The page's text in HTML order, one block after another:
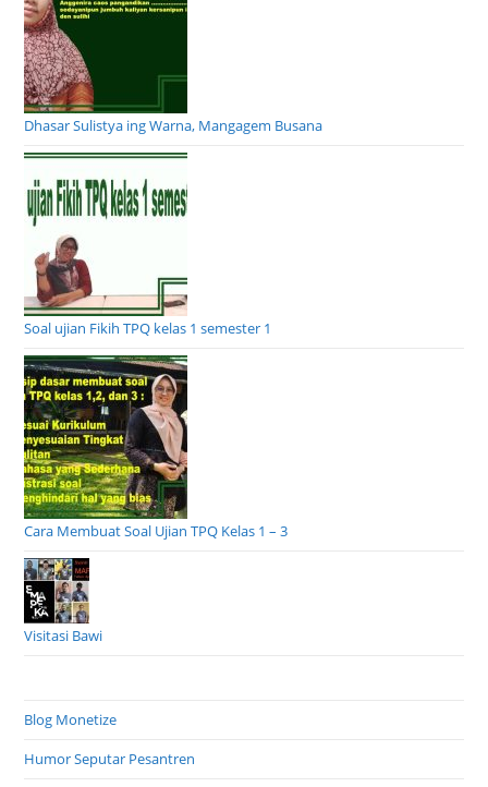
Dhasar Sulistya ing Warna, Mangagem Busana
Soal ujian Fikih TPQ kelas 1 semester 1
Cara Membuat Soal Ujian TPQ Kelas 1 – 3
Visitasi Bawi
Blog Monetize
Humor Seputar Pesantren